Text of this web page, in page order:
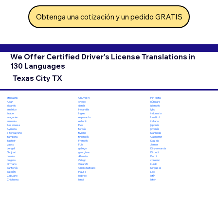
Obtenga una cotización y un pedido GRATIS
We Offer Certified Driver's License Translations in
130 Languages
Texas City TX
africaans
Akan
albanés
amárico
árabe
aragonés
armenio
Assamese
Aymara
azerbaiyano
Bambara
Bashkir
vasco
bengalí
Bhojpuri
bosnio
búlgaro
birmano
cantonés
catalán
Cebuano
Chichewa
Chuvashi
checo
danés
Holandés
Inglés
esperanto
estonio
Ewe
feroés
fiyiano
finlandés
Francés
Fula
gallego
georgiano
Alemán
Griego
Gujarati
Criollo haitiano
Hausa
hebreo
hindi
Hiri Motu
húngaro
islandés
Igbo
indonesio
Inuktitut
italiano
japonés
javanés
Kannada
Cachemir
Kazajo
Jemer
Kinyarwanda
Kirundi
Komi
coreano
kurdo
Kirguises
Lao
latín
letón